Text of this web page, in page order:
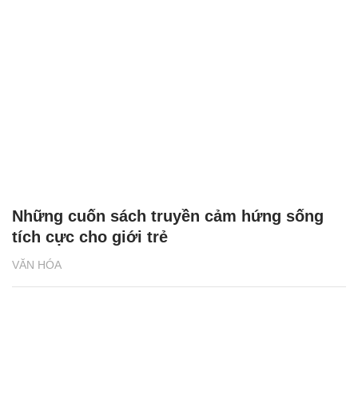
VĂN HÓA
Những cuốn sách truyền cảm hứng sống
tích cực cho giới trẻ